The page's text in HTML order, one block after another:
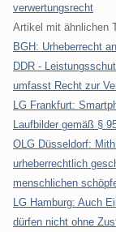
verwertungsrecht
Artikel mit ähnlichen
BGH: Urheberrecht
DDR -
umfasst Recht zur
LG Frankfurt:
Laufbilder gemäß §
OLG Düsseldorf:
urheberrechtlich
menschlichen
LG Hamburg: Auch
dürfen nicht ohne